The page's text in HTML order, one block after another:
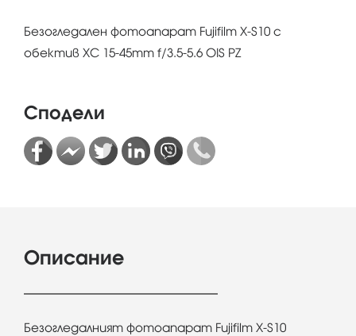
Безогледален фотоапарат Fujifilm X-S10 с
обектив XC 15-45mm f/3.5-5.6 OIS PZ
Сподели
Описание
Безогледалният фотоапарат Fujifilm X-S10